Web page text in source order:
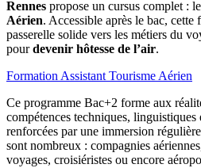
Rennes propose un cursus complet : le
Aérien. Accessible après le bac,
passerelle solide vers les métiers du
pourdevenir hôtesse de l’air.
Formation Assistant Tourisme Aérien
Ce programme Bac+2 forme aux
compétences techniques, linguistiques
renforcées par une immersion
sont nombreux : compagnies
voyages, croisiéristes ou encore